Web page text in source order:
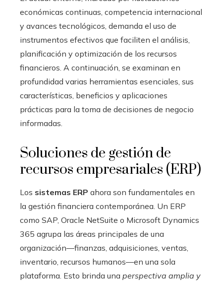
económicas continuas, competencia internacional
y avances tecnológicos, demanda el uso de
instrumentos efectivos que faciliten el análisis,
planificación y optimización de los recursos
financieros. A continuación, se examinan en
profundidad varias herramientas esenciales, sus
características, beneficios y aplicaciones
prácticas para la toma de decisiones de negocio
informadas.
Soluciones de gestión de
recursos empresariales (ERP)
Los sistemas ERP ahora son fundamentales en
la gestión financiera contemporánea. Un ERP
como SAP, Oracle NetSuite o Microsoft Dynamics
365 agrupa las áreas principales de una
organización—finanzas, adquisiciones, ventas,
inventario, recursos humanos—en una sola
plataforma. Esto brinda una perspectiva amplia y